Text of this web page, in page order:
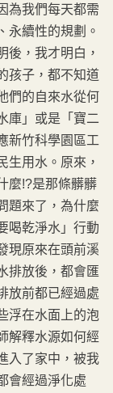
為我們每天都需
永續性的規劃。
後，我才明白，
孩子，都不知道
們的自來水從何
庫」或是「寶二
新竹科學園區工
生用水。原來，
麼!?是那條髒髒
題來了，為什麼
喝乾淨水」行動
現原來在頭前溪
排放後，都會匯
放前都已經過處
浮在水面上的泡
解釋水源如何經
入了家中，被我
會經過淨化處